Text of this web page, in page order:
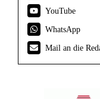
YouTube
WhatsApp
Mail an die